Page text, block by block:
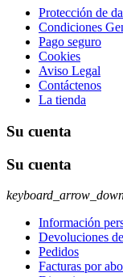
Protección de
Condiciones
Pago seguro
Cookies
Aviso Legal
Contáctenos
La tienda
Su cuenta
Su cuenta
Información
Devoluciones
Pedidos
Facturas por